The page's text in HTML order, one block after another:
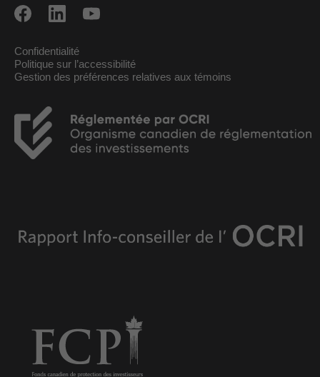
Confidentialité
Politique sur l’accessibilité
Gestion des préférences relatives aux témoins